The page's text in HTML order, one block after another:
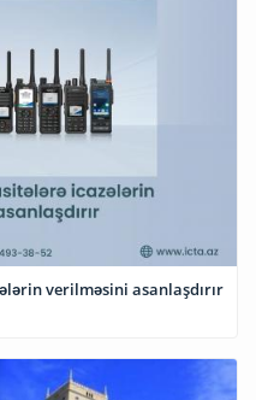
verilməsini asanlaşdırır